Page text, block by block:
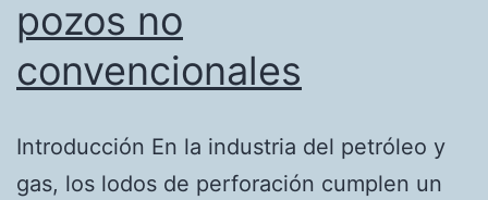
pozos no
convencionales
Introducción En la industria del petróleo y
gas, los lodos de perforación cumplen un